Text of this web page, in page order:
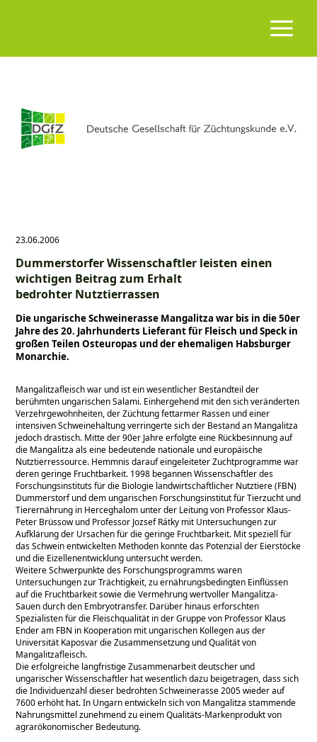
23.06.2006
Dummerstorfer Wissenschaftler leisten einen
wichtigen Beitrag zum Erhalt
bedrohter Nutztierrassen
Die ungarische Schweinerasse Mangalitza war bis in die 50er
Jahre des 20. Jahrhunderts Lieferant für Fleisch und Speck in
großen Teilen Osteuropas und der ehemaligen Habsburger
Monarchie.
Mangalitzafleisch war und ist ein wesentlicher Bestandteil der
berühmten ungarischen Salami. Einhergehend mit den sich veränderten
Verzehrgewohnheiten, der Züchtung fettarmer Rassen und einer
intensiven Schweinehaltung verringerte sich der Bestand an Mangalitza
jedoch drastisch. Mitte der 90er Jahre erfolgte eine Rückbesinnung auf
die Mangalitza als eine bedeutende nationale und europäische
Nutztierressource. Hemmnis darauf eingeleiteter Zuchtprogramme war
deren geringe Fruchtbarkeit. 1998 begannen Wissenschaftler des
Forschungsinstituts für die Biologie landwirtschaftlicher Nutztiere (FBN)
Dummerstorf und dem ungarischen Forschungsinstitut für Tierzucht und
Tierernährung in Herceghalom unter der Leitung von Professor Klaus-
Peter Brüssow und Professor Jozsef Rátky mit Untersuchungen zur
Aufklärung der Ursachen für die geringe Fruchtbarkeit. Mit speziell für
das Schwein entwickelten Methoden konnte das Potenzial der Eierstöcke
und die Eizellenentwicklung untersucht werden.
Weitere Schwerpunkte des Forschungsprogramms waren
Untersuchungen zur Trächtigkeit, zu ernährungsbedingten Einflüssen
auf die Fruchtbarkeit sowie die Vermehrung wertvoller Mangalitza-
Sauen durch den Embryotransfer. Darüber hinaus erforschten
Spezialisten für die Fleischqualität in der Gruppe von Professor Klaus
Ender am FBN in Kooperation mit ungarischen Kollegen aus der
Universität Kaposvar die Zusammensetzung und Qualität von
Mangalitzafleisch.
Die erfolgreiche langfristige Zusammenarbeit deutscher und
ungarischer Wissenschaftler hat wesentlich dazu beigetragen, dass sich
die Individuenzahl dieser bedrohten Schweinerasse 2005 wieder auf
7600 erhöht hat. In Ungarn entwickeln sich von Mangalitza stammende
Nahrungsmittel zunehmend zu einem Qualitäts-Markenprodukt von
agrarökonomischer Bedeutung.